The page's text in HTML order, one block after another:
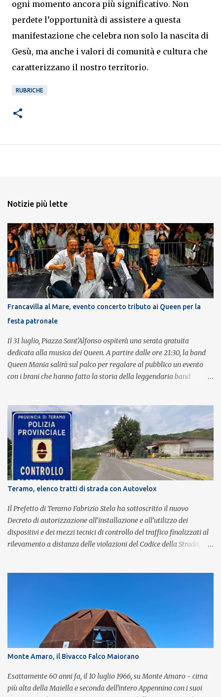
ogni momento ancora più significativo. Non
perdete l’opportunità di assistere a questa
manifestazione che celebra non solo la nascita di
Gesù, ma anche i valori di comunità e cultura che
caratterizzano il nostro territorio.
RUBRICHE
Notizie più lette
Francavilla al Mare, evento concerto tributo ai Queen per la
festa patronale
Il 31 luglio, Piazza Sant'Alfonso ospiterà una serata gratuita
dedicata alla musica dei Queen. A partire dalle ore 21:30, la band
Queen Mania salirà sul palco per regalare al pubblico un evento
con i brani che hanno fatto la storia della leggendaria band
con grande successo la passione e l'energia del celebre gruppo. Lo
spettacolo si inserisce nell'ambito dei festeggiamenti in onore di
Sant'Alfonso, il santo patrono della città. La formazione sul palco è
composta da Simone Fortuna alla batteria e voce, Fabrizio
Palermo al basso e voce, Tiziano Giampieri alla chitarra e voce, e
Salvo Vinci alla voce. Salvo Vinci è la voce scelta direttamente da
Brian May e Roger Taylor per il musical We Will Rock You.
Teramo, elenco tratti di strada con Autovelox
Il Prefetto di Teramo Fabrizio Stelo ha sottoscritto il nuovo
Decreto di autorizzazione all’installazione e all’utilizzo dei
dispositivi e dei mezzi tecnici di controllo del traffico finalizzati al
rilevamento a distanza delle violazioni del Codice della Strada,
del C.d.S., in particolare del superamento dei limiti di velocità. Il
provvedimento, spiega il Prefetto, è stato emanato a seguito del
completamento dell’istruttoria da parte della Polizia Stradale di
Teramo, integrando il precedente con i tratti stradali per i quali è
stato dato parere tecnico positivo. Con l’occasione, inoltre, si è
proceduto all’esame delle istanze di rettifica e/o revisione p...
Monte Amaro, il Bivacco Falco Maiorano
Esattamente 60 anni fa, il 10 luglio 1966, su Monte Amaro - cima
più alta della Maiella e seconda dell'intero Appennino con i suoi